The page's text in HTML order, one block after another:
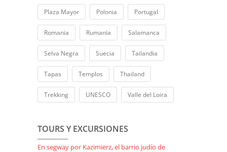
Plaza Mayor Polonia Portugal
Romania Rumanía Salamanca
Selva Negra Suecia Tailandia
Tapas Templos Thailand
Trekking UNESCO Valle del Loira
TOURS Y EXCURSIONES
En segway por Kazimierz, el barrio judío de